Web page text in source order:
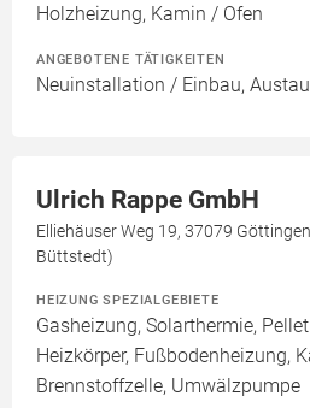
Holzheizung, Kamin / Ofen
ANGEBOTENE TÄTIGKEITEN
Neuinstallation / Einbau,
Ulrich Rappe GmbH
Elliehäuser Weg 19, 37079
Büttstedt)
HEIZUNG SPEZIALGEBIETE
Gasheizung, Solarthermie,
Heizkörper, Fußbodenheizung,
Brennstoffzelle, Umwälzpumpe